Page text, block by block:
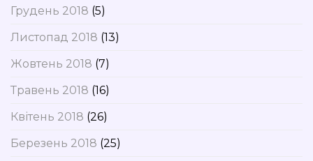
Грудень 2018 (5)
Листопад 2018 (13)
Жовтень 2018 (7)
Травень 2018 (16)
Квітень 2018 (26)
Березень 2018 (25)